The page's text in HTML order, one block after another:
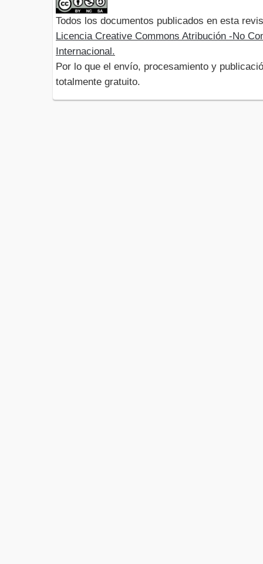
Todos los documentos publicados en esta
Licencia Creative Commons Atribución -No
Internacional.
Por lo que el envío, procesamiento y
totalmente gratuito.